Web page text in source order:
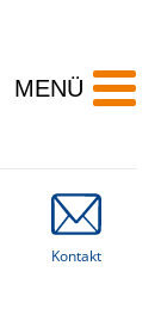
MENÜ
Kontakt